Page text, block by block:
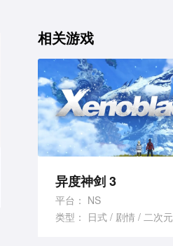
相关游戏
异度神剑 3
平台： NS
类型： 日式 剧情 二次元